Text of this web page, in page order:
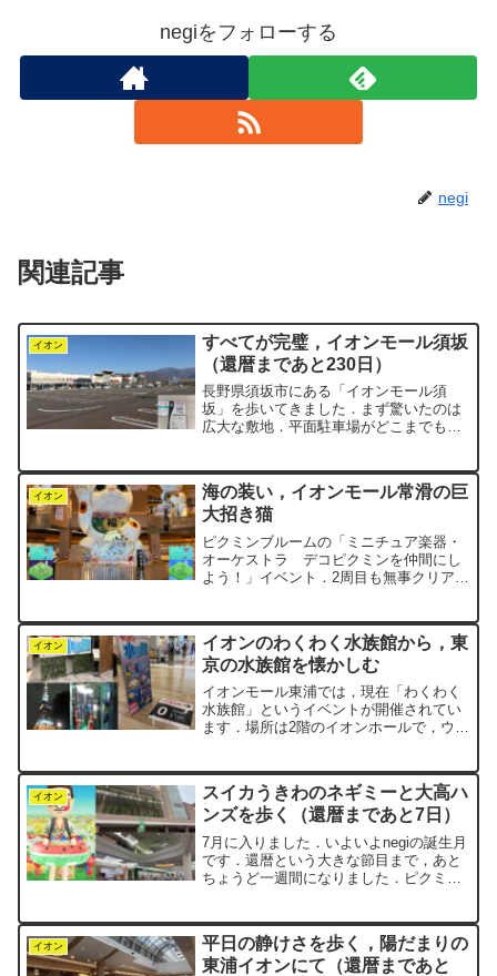
negiをフォローする
negi
関連記事
イオン
すべてが完璧，イオンモール須坂
（還暦まであと230日）
長野県須坂市にある「イオンモール須
坂」を歩いてきました．まず驚いたのは
広大な敷地．平面駐車場がどこまでも続
た．バックの山々が本当にきれいですイ
オンモール須坂は，先月開業し...
イオン
海の装い，イオンモール常滑の巨
大招き猫
ピクミンブルームの「ミニチュア楽器・
オーケストラ デコピクミンを仲間にし
よう！」イベント．2周目も無事クリア
ンモール常滑まで，足を延ばしてきまし
た．毎日歩いているイオ...
イオン
イオンのわくわく水族館から，東
京の水族館を懐かしむ
イオンモール東浦では，現在「わくわく
水族館」というイベントが開催されてい
ます．場所は2階のイオンホールで，ウォ
より，スタート地点の0番標識の真横に，
三角柱の看板がどーん...
イオン
スイカうきわのネギミーと大高ハ
ンズを歩く（還暦まであと7日）
7月に入りました．いよいよnegiの誕生月
です．還暦という大きな節目まで，あと
ちょうど一週間になりました．ピクミン
ミー（negiのMii）を着替えさせることに
しました．...
イオン
平日の静けさを歩く，陽だまりの
東浦イオンにて（還暦まであと